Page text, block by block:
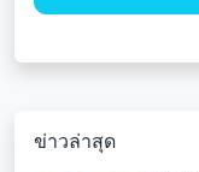
ข่าวล่าสุด